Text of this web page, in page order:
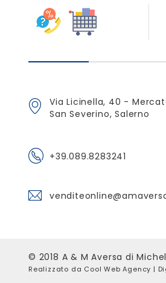
Via Licinella, 40 -
San Severino, Salerno
+39.089.8283241
© 2018 A & M Aversa di
Realizzato da Cool Web Agency |